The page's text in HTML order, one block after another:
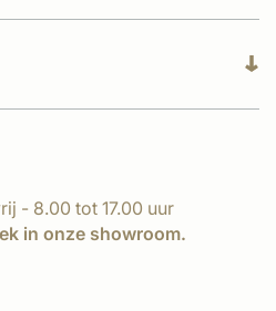
- 8.00 tot 17.00 uur
in onze showroom.